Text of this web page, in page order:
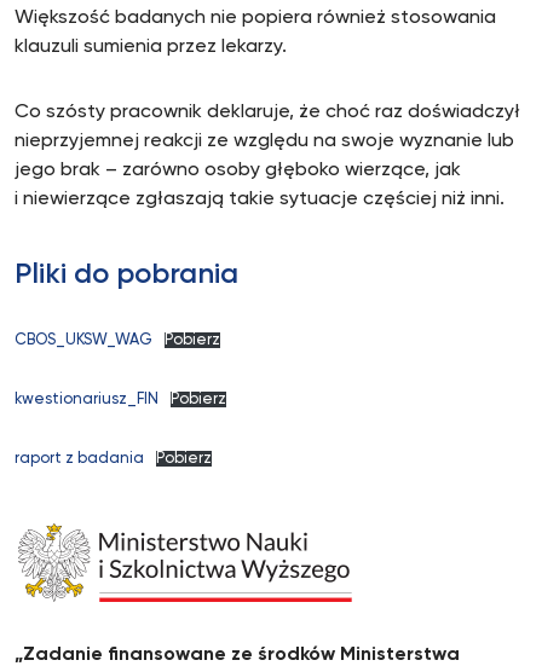
Większość badanych nie popiera również stosowania
klauzuli sumienia przez lekarzy.
Co szósty pracownik deklaruje, że choć raz doświadczył
nieprzyjemnej reakcji ze względu na swoje wyznanie lub
jego brak – zarówno osoby głęboko wierzące, jak
i niewierzące zgłaszają takie sytuacje częściej niż inni.
Pliki do pobrania
CBOS_UKSW_WAG Pobierz
kwestionariusz_FIN Pobierz
raport z badania Pobierz
„Zadanie finansowane ze środków Ministerstwa